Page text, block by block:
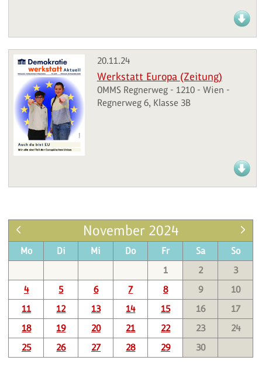
20.11.24
Werkstatt Europa (Zeitung)
OMMS Regnerweg - 1210 - Wien -
Regnerweg 6, Klasse 3B
November 2024
Mo Di Mi Do Fr Sa
So
1
2
3
4
5 6 7 8 9
10
11
12 13 14 15 16
17
18
19 20 21 22 23
24
25
26 27 28 29 30